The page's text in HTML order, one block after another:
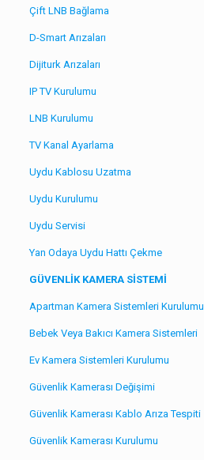
Çift LNB Bağlama
D-Smart Arızaları
Dijiturk Arızaları
IP TV Kurulumu
LNB Kurulumu
TV Kanal Ayarlama
Uydu Kablosu Uzatma
Uydu Kurulumu
Uydu Servisi
Yan Odaya Uydu Hattı Çekme
GÜVENLİK KAMERA SİSTEMİ
Apartman Kamera Sistemleri Kurulumu
Bebek Veya Bakıcı Kamera Sistemleri
Ev Kamera Sistemleri Kurulumu
Güvenlik Kamerası Değişimi
Güvenlik Kamerası Kablo Arıza Tespiti
Güvenlik Kamerası Kurulumu